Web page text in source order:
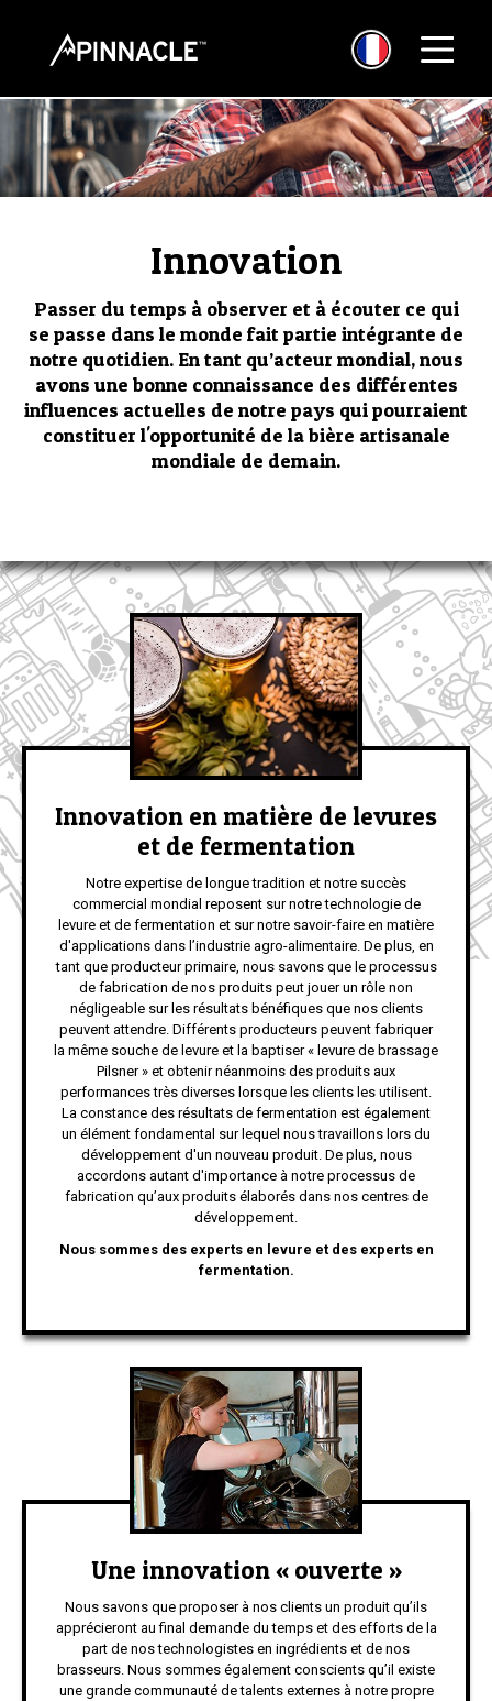
Innovation
Passer du temps à observer et à écouter ce qui
se passe dans le monde fait partie intégrante de
notre quotidien. En tant qu’acteur mondial, nous
avons une bonne connaissance des différentes
influences actuelles de notre pays qui pourraient
constituer l'opportunité de la bière artisanale
mondiale de demain.
Innovation en matière de levures
et de fermentation
Notre expertise de longue tradition et notre succès
commercial mondial reposent sur notre technologie de
levure et de fermentation et sur notre savoir-faire en matière
d'applications dans l’industrie agro-alimentaire. De plus, en
tant que producteur primaire, nous savons que le processus
de fabrication de nos produits peut jouer un rôle non
négligeable sur les résultats bénéfiques que nos clients
peuvent attendre. Différents producteurs peuvent fabriquer
la même souche de levure et la baptiser « levure de brassage
Pilsner » et obtenir néanmoins des produits aux
performances très diverses lorsque les clients les utilisent.
La constance des résultats de fermentation est également
un élément fondamental sur lequel nous travaillons lors du
développement d'un nouveau produit. De plus, nous
accordons autant d'importance à notre processus de
fabrication qu’aux produits élaborés dans nos centres de
développement.
Nous sommes des experts en levure et des experts en
fermentation.
Une innovation « ouverte »
Nous savons que proposer à nos clients un produit qu’ils
apprécieront au final demande du temps et des efforts de la
part de nos technologistes en ingrédients et de nos
brasseurs. Nous sommes également conscients qu’il existe
une grande communauté de talents externes à notre propre